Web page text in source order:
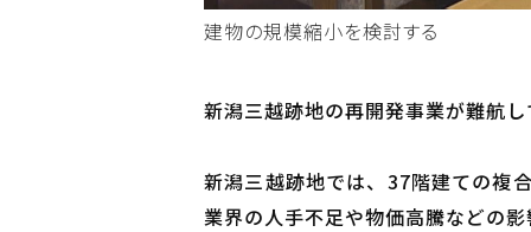
建物の規模縮小を検討する
新潟三越跡地の再開発事業が難航
新潟三越跡地では、37階建ての複
業界の人手不足や物価高騰などの